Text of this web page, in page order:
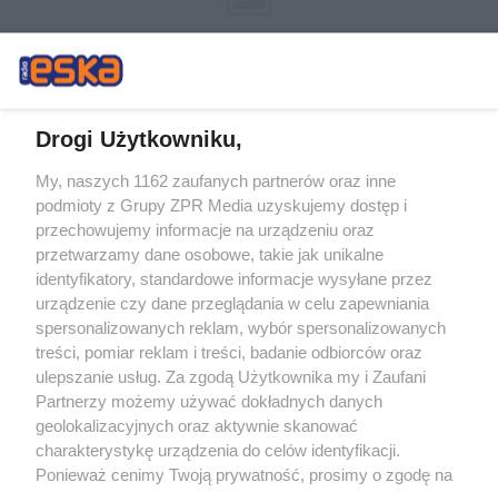
Żaden utwór zamieszczony w serwisie nie może być powielany i
rozpowszechniany lub dalej rozpowszechniany w jakikolwiek sposób (w
tym także elektroniczny lub mechaniczny) na jakimkolwiek polu
eksploatacji w jakiejkolwiek formie, włącznie z umieszczaniem w Internecie
bez pisemnej zgody właściciela praw. Jakiekolwiek użycie lub
wykorzystanie utworów w całości lub w części z naruszeniem prawa, tzn.
bez właściwej zgody, jest zabronione pod groźbą kary i może być ścigane
prawnie.
O nas
Drogi Użytkowniku,
My, naszych 1162 zaufanych partnerów oraz inne
podmioty z Grupy ZPR Media uzyskujemy dostęp i
przechowujemy informacje na urządzeniu oraz
przetwarzamy dane osobowe, takie jak unikalne
identyfikatory, standardowe informacje wysyłane przez
urządzenie czy dane przeglądania w celu zapewniania
spersonalizowanych reklam, wybór spersonalizowanych
treści, pomiar reklam i treści, badanie odbiorców oraz
ulepszanie usług. Za zgodą Użytkownika my i Zaufani
Partnerzy możemy używać dokładnych danych
geolokalizacyjnych oraz aktywnie skanować
charakterystykę urządzenia do celów identyfikacji.
Ponieważ cenimy Twoją prywatność, prosimy o zgodę na